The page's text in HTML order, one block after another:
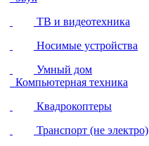
ТВ и видеотехника
Носимые устройства
Умный дом
Компьютерная техника
Квадрокоптеры
Транспорт (не электро)